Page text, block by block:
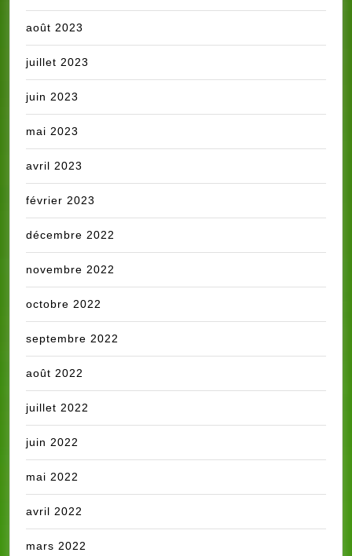
août 2023
juillet 2023
juin 2023
mai 2023
avril 2023
février 2023
décembre 2022
novembre 2022
octobre 2022
septembre 2022
août 2022
juillet 2022
juin 2022
mai 2022
avril 2022
mars 2022